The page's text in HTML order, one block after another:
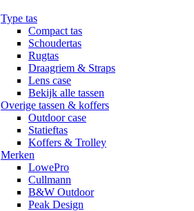
Type tas
Compact tas
Schoudertas
Rugtas
Draagriem & Straps
Lens case
Bekijk alle tassen
Overige tassen & koffers
Outdoor case
Statieftas
Koffers & Trolley
Merken
LowePro
Cullmann
B&W Outdoor
Peak Design